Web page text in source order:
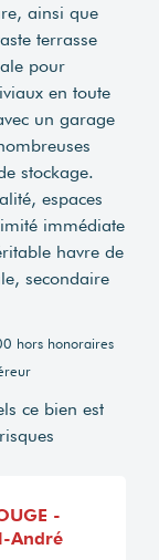
ainsi que
terrasse
pour
en toute
un garage
stockage.
espaces
immédiate
havre de
secondaire
hors honoraires
ce bien est
-
André